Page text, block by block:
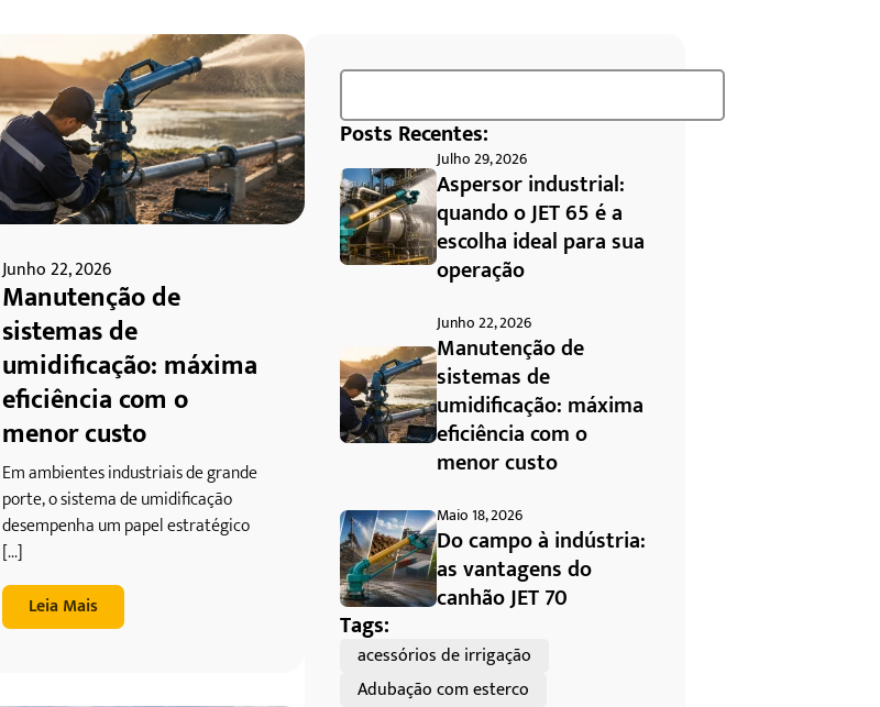
Junho 22, 2026
Manutenção de
sistemas de
umidificação: máxima
eficiência com o
menor custo
Em ambientes industriais de grande
porte, o sistema de umidificação
desempenha um papel estratégico
[...]
Leia Mais
Posts Recentes:
Julho 29, 2026
Aspersor industrial:
quando o JET 65 é a
escolha ideal para sua
operação
Junho 22, 2026
Manutenção de
sistemas de
umidificação: máxima
eficiência com o
menor custo
Maio 18, 2026
Do campo à indústria:
as vantagens do
canhão JET 70
Tags:
acessórios de irrigação
Adubação com esterco